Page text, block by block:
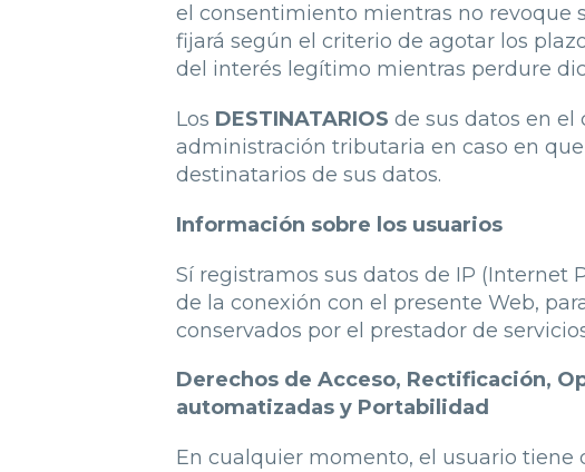
el consentimiento mientras no revoque
fijará según el criterio de agotar los
del interés legítimo mientras perdure
Los DESTINATARIOS de sus datos en el
administración tributaria en caso en
destinatarios de sus datos.
Información sobre los usuarios
Sí registramos sus datos de IP
de la conexión con el presente Web,
conservados por el prestador de
Derechos de Acceso, Rectificación,
automatizadas y Portabilidad
En cualquier momento, el usuario tiene